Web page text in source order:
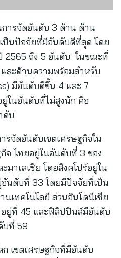
การจัดอันดับ 3 ด้าน ด้าน
เป็นปัจจัยที่มีอันดับดีที่สุด โดย
2565 ถึง 5 อันดับ ในขณะที่
ละด้านความพร้อมสำหรับ
มีอันดับดีขึ้น 4 และ 7
ในอันดับที่ไม่สูงนัก คือ
ดับ
รจัดอันดับเขตเศรษฐกิจใน
จ ไทยอยู่ในอันดับที่ 3 ของ
มาเลเซีย โดยสิงคโปร์อยู่ใน
อันดับที่ 33 โดยมีปัจจัยที่เป็น
เทคโนโลยี ส่วนอินโดนีเซีย
ยู่ที่ 45 และฟิลิปปินส์มีอันดับ
บที่ 59
ก เขตเศรษฐกิจที่มีอันดับ